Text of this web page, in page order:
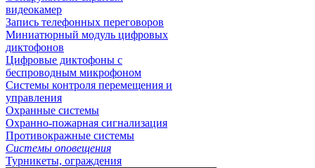
видеокамер
Запись телефонных переговоров
Миниатюрный модуль цифровых
диктофонов
Цифровые диктофоны с
беспроводным микрофоном
Системы контроля перемещения и
управления
Охранные системы
Охранно-пожарная сигнализация
Противокражные системы
Системы оповещения
Турникеты, ограждения